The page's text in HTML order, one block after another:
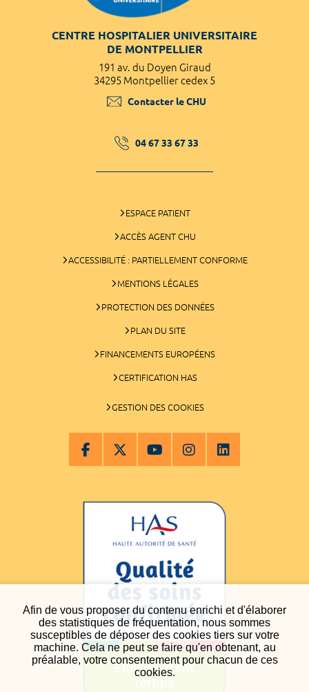
Afin de vous proposer du contenu enrichi et d'élaborer
des statistiques de fréquentation, nous sommes
susceptibles de déposer des cookies tiers sur votre
machine. Cela ne peut se faire qu'en obtenant, au
préalable, votre consentement pour chacun de ces
cookies.
CENTRE HOSPITALIER UNIVERSITAIRE
DE MONTPELLIER
191 av. du Doyen Giraud
34295 Montpellier cedex 5
Contacter le CHU
04 67 33 67 33
ESPACE PATIENT
ACCÈS AGENT CHU
ACCESSIBILITÉ : PARTIELLEMENT CONFORME
MENTIONS LÉGALES
PROTECTION DES DONNÉES
PLAN DU SITE
FINANCEMENTS EUROPÉENS
CERTIFICATION HAS
GESTION DES COOKIES